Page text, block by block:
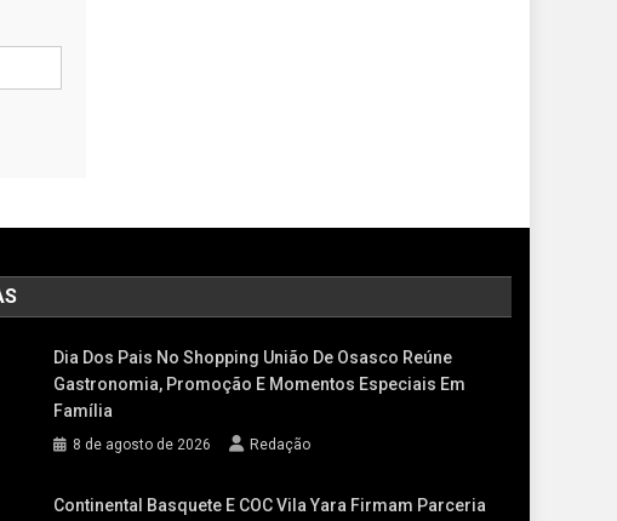
Dia Dos Pais No Shopping União De Osasco Reúne
Gastronomia, Promoção E Momentos Especiais Em
Família
8 de agosto de 2026 Redação
Continental Basquete E COC Vila Yara Firmam Parceria